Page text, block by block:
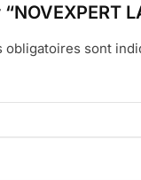
obligatoires sont